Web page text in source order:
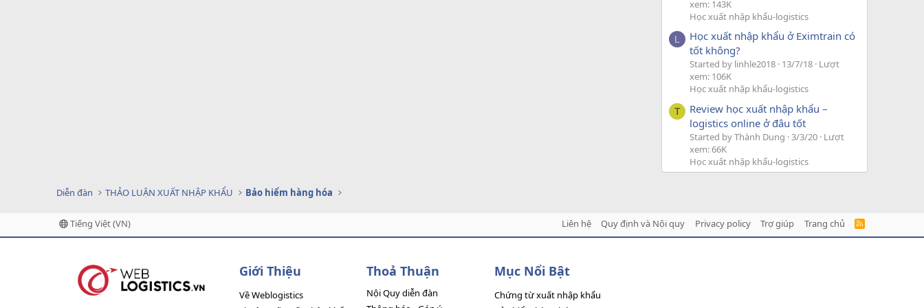
xem: 143K
Học xuất nhập khẩu-logistics
L
Học xuất nhập khẩu ở Eximtrain có
tốt không?
Started by linhle2018 13/7/18 Lượt
xem: 106K
Học xuất nhập khẩu-logistics
T
Review học xuất nhập khẩu –
logistics online ở đâu tốt
Started by Thành Dung 3/3/20 Lượt
xem: 66K
Học xuất nhập khẩu-logistics
Diễn đàn THẢO LUẬN XUẤT NHẬP KHẨU Bảo hiểm hàng hóa
Tiếng Việt (VN) Liên hệ Quy định và Nội quy Privacy policy Trợ giúp Trang chủ
R
Giới Thiệu
Về Weblogistics
Thoả Thuận
Nội Quy diễn đàn
Mục Nổi Bật
Chứng từ xuất nhập khẩu